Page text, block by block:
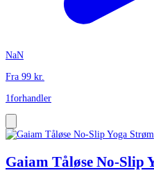
NaN
Fra 99 kr.
1forhandler
Gaiam Tåløse No-Slip